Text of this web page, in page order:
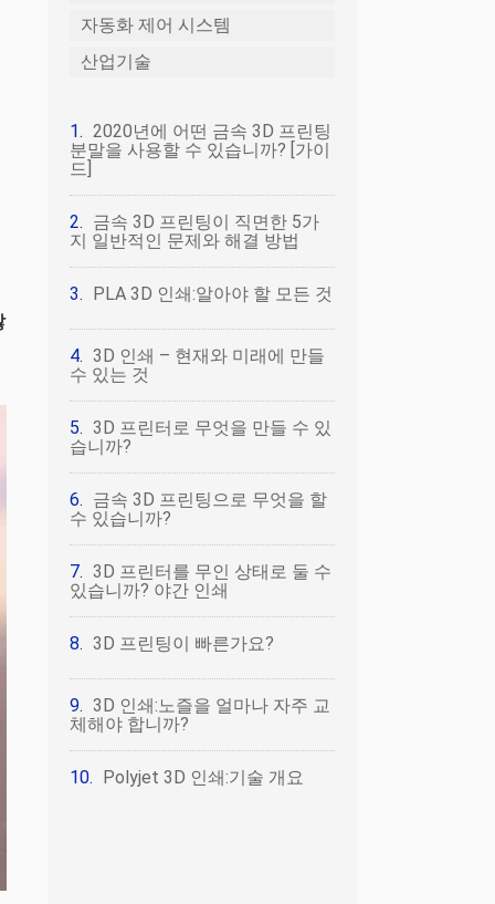
자동화 제어 시스템
산업기술
2020년에 어떤 금속 3D 프린팅
분말을 사용할 수 있습니까? [가이
드]
금속 3D 프린팅이 직면한 5가
지 일반적인 문제와 해결 방법
PLA 3D 인쇄:알아야 할 모든 것
3D 인쇄 – 현재와 미래에 만들
수 있는 것
3D 프린터로 무엇을 만들 수 있
습니까?
금속 3D 프린팅으로 무엇을 할
수 있습니까?
3D 프린터를 무인 상태로 둘 수
있습니까? 야간 인쇄
3D 프린팅이 빠른가요?
3D 인쇄:노즐을 얼마나 자주 교
체해야 합니까?
Polyjet 3D 인쇄:기술 개요